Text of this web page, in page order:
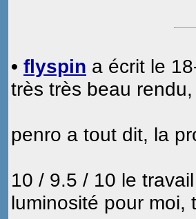
• flyspin a écrit le
très très beau
penro a tout dit, la
10 / 9.5 / 10 le
luminosité pour